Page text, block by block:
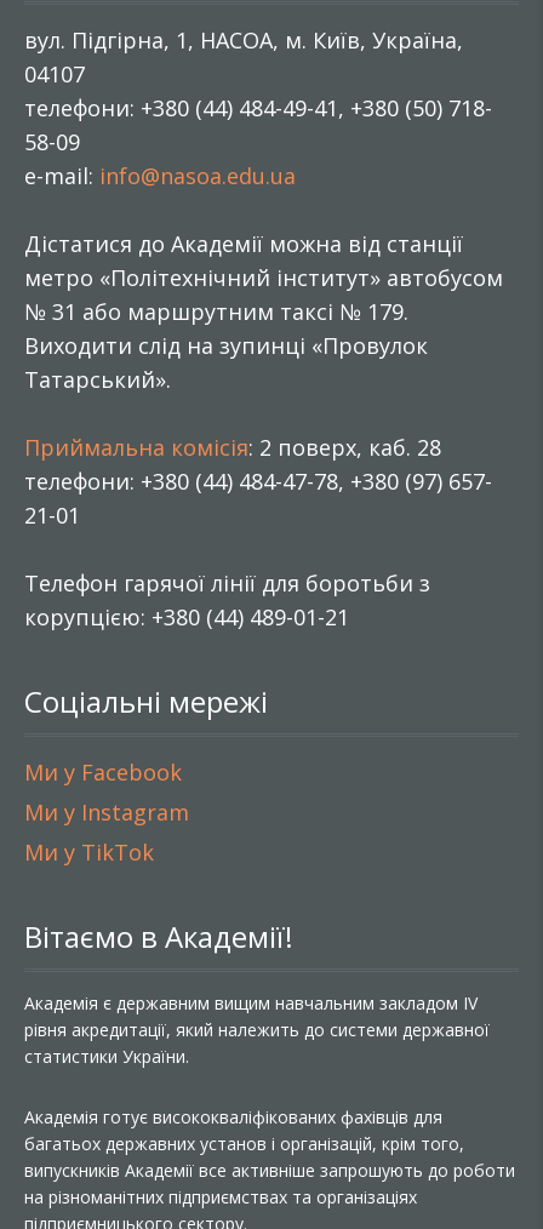
вул. Підгірна, 1, НАСОА, м. Київ, Україна,
04107
телефони: +380 (44) 484-49-41, +380 (50) 718-
58-09
e-mail: info@nasoa.edu.ua
Дістатися до Академії можна від станції
метро «Політехнічний інститут» автобусом
№ 31 або маршрутним таксі № 179.
Виходити слід на зупинці «Провулок
Татарський».
Приймальна комісія: 2 поверх, каб. 28
телефони: +380 (44) 484-47-78, +380 (97) 657-
21-01
Телефон гарячої лінії для боротьби з
корупцією: +380 (44) 489-01-21
Соціальні мережі
Ми у Facebook
Ми у Instagram
Ми у TikTok
Вітаємо в Академії!
Академія є державним вищим навчальним закладом IV
рівня акредитації, який належить до системи державної
статистики України.
Академія готує висококваліфікованих фахівців для
багатьох державних установ і організацій, крім того,
випускників Академії все активніше запрошують до роботи
на різноманітних підприємствах та організаціях
підприємницького сектору.